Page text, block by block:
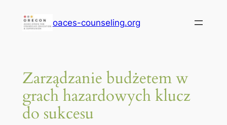
oaces-counseling.org
Zarządzanie budżetem w
grach hazardowych klucz
do sukcesu